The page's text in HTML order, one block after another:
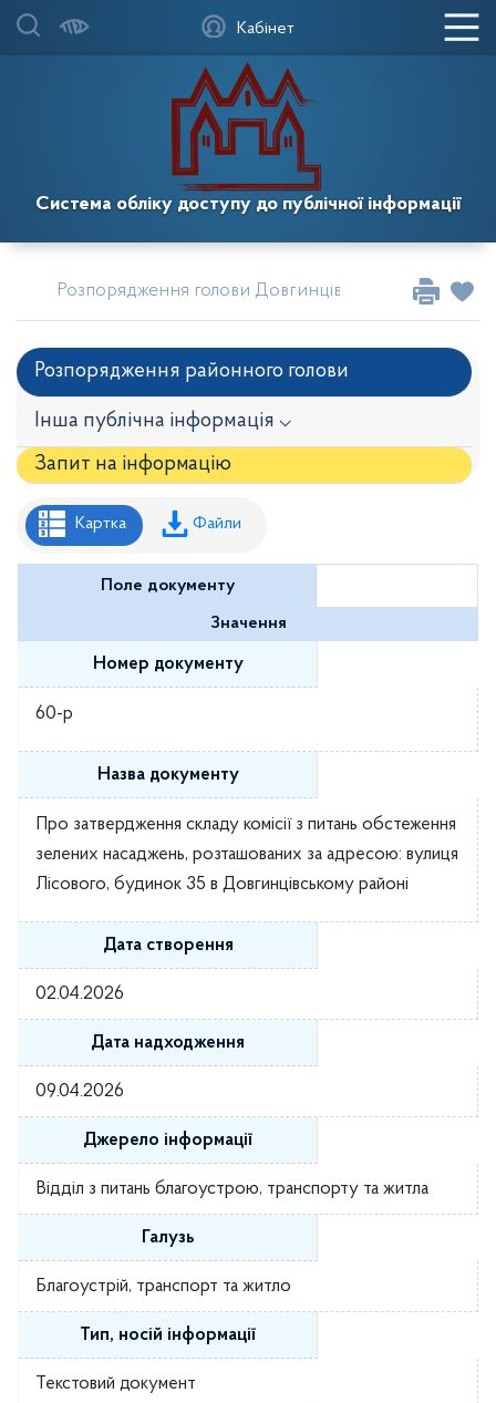
Система обліку доступу до публічної інформації
Кабінет
Розпорядження голови Довгинцівської районної в
Розпорядження районного голови
Інша публічна інформація ⌵
Запит на iнформацію
Рішення районної ради
Рішення виконавчого комітету
Розпорядження районного голови
Регуляторні акти
Проекти рішень районної ради
Проєкти рішень виконавчого комітету
Картка Файли
Поле документу
Значення
Номер документу
60-р
Назва документу
Про затвердження складу комісії з питань обстеження
зелених насаджень, розташованих за адресою: вулиця
Лісового, будинок 35 в Довгинцівському районі
Дата створення
02.04.2026
Дата надходження
09.04.2026
Джерело інформації
Відділ з питань благоустрою, транспорту та житла
Галузь
Благоустрій, транспорт та житло
Тип, носій інформації
Текстовий документ